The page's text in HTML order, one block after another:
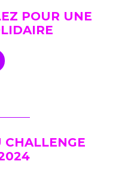
POUR UNE
CHALLENGE